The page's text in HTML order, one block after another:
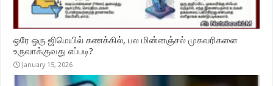
ஒரே ஒரு ஜிமெயில் கணக்கில், பல மின்னஞ்சல் முகவரிகளை
உருவாக்குவது எப்படி?
January 15, 2026